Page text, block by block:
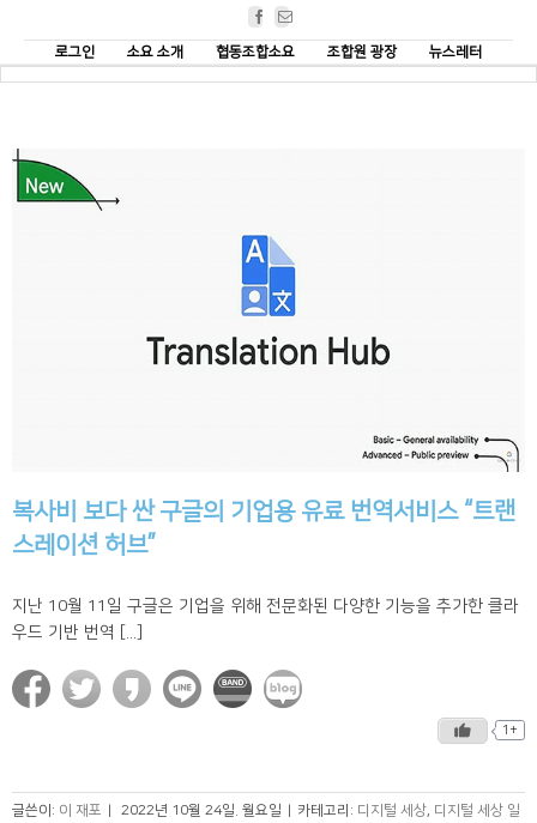
Facebook
로그인
소요 소개 협동조합소요 조합원 광장 뉴스레터
복사비 보다 싼 구글의 기업용 유료 번역서비스 “트랜
스레이션 허브”
지난 10월 11일 구글은 기업을 위해 전문화된 다양한 기능을 추가한 클라
우드 기반 번역 [...]
1+
글쓴이: 이 재포 | 2022년 10월 24일. 월요일 | 카테고리: 디지털 세상, 디지털 세상 일